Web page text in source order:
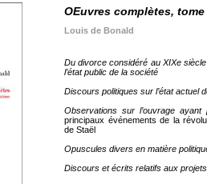
OEuvres complètes, tome
Louis de Bonald
Du divorce considéré au XIXe
l’état public de la société
Discours politiques sur l’état actuel
Observations sur l’ouvrage
principaux événements de la
de Staël
Opuscules divers en matière
Discours et écrits relatifs aux